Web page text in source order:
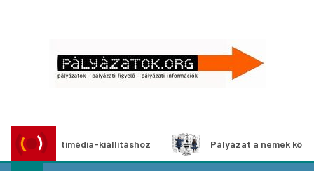
multimédia-kiállításhoz Pályázat a nemek közötti